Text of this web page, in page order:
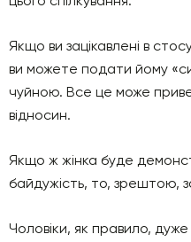
Якщо ви зацікавлені в
ви можете подати йому
чуйною. Все це може
відносин.
Якщо ж жінка буде
байдужість, то, зрештою,
Чоловіки, як правило,